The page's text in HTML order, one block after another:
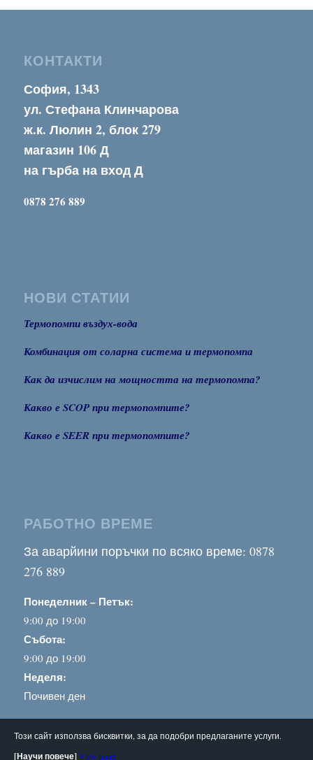
КОНТАКТИ
София, 1343
ул. Стефана Клинчарова
ж.к. Люлин 2, блок 279
магазин 106 Д
на гърба на вход Д
0878 276 889
НОВИ СТАТИИ
Термопомпи въздух-вода
Комбинация от соларна система и термопомпа
Как да изчислим на мощността на термопомпа?
Какво е SCOP при термопомпите?
Какво е SEER при термопомпите?
РАБОТНО ВРЕМЕ
За аварйини поръчки по всяко време: 0878
276 889
Понеделник – Петък:
9:00 до 19:00
Събота:
9:00 до 19:00
Неделя:
Почивен ден
Този сайт използва бисквитки, за да подобри предлаганите услуги.
[Научи повече]View more